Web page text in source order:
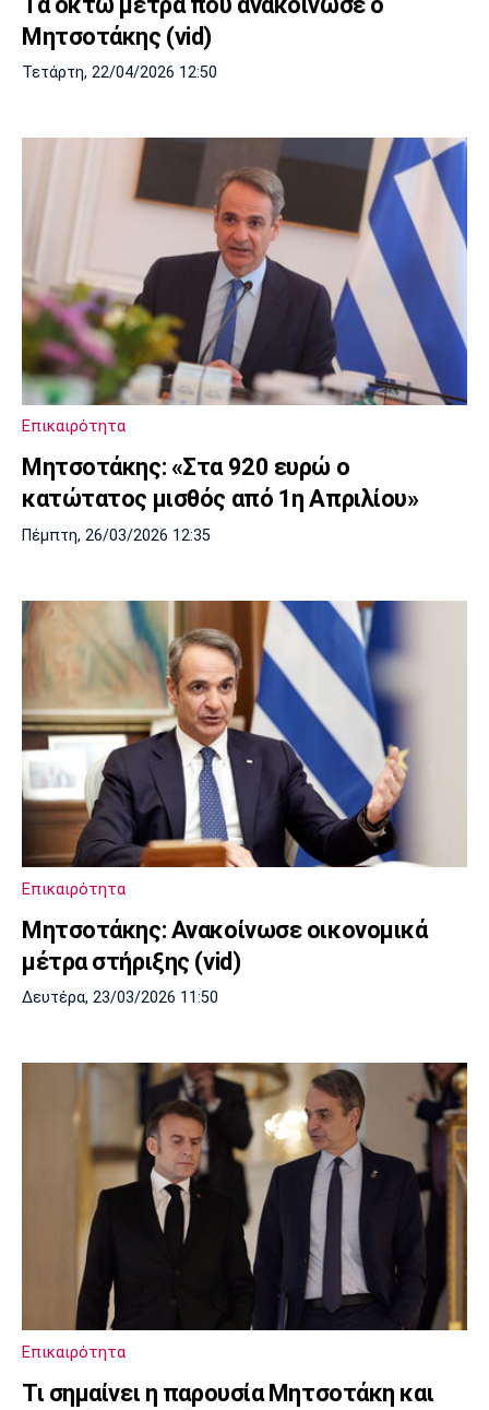
Μητσοτάκης (vid)
Τετάρτη, 22/04/2026 12:50
Επικαιρότητα
Μητσοτάκης: «Στα 920 ευρώ ο
κατώτατος μισθός από 1η Απριλίου»
Πέμπτη, 26/03/2026 12:35
Επικαιρότητα
Mητσοτάκης: Ανακοίνωσε οικονομικά
μέτρα στήριξης (vid)
Δευτέρα, 23/03/2026 11:50
Επικαιρότητα
Τι σημαίνει η παρουσία Μητσοτάκη και